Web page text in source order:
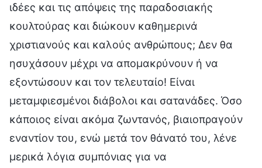
ιδέες και τις απόψεις της παραδοσιακής
κουλτούρας και διώκουν καθημερινά
χριστιανούς και καλούς ανθρώπους; Δεν θα
ησυχάσουν μέχρι να απομακρύνουν ή να
εξοντώσουν και τον τελευταίο! Είναι
μεταμφιεσμένοι διάβολοι και σατανάδες. Όσο
κάποιος είναι ακόμα ζωντανός, βιαιοπραγούν
εναντίον του, ενώ μετά τον θάνατό του, λένε
μερικά λόγια συμπόνιας για να